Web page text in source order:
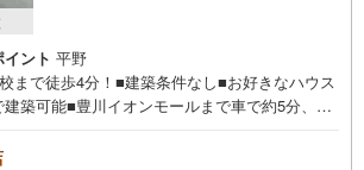
ント 平野
まで徒歩4分！■建築条件なし■お好きなハウス
建築可能■豊川イオンモールまで車で約5分、ロ
世帯にもうれしい住環境